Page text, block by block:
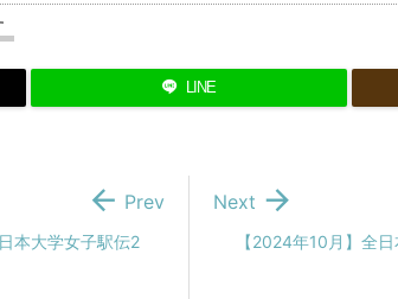
LINE
【2024年10月】全

Next
本大学女子駅伝2
 Prev